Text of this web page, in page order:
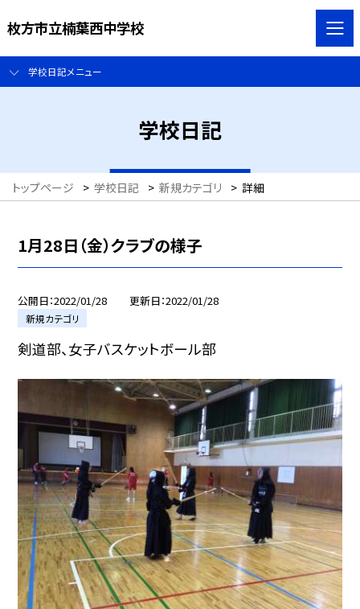
枚方市立楠葉西中学校
学校日記メニュー
学校日記
トップページ > 学校日記 > 新規カテゴリ > 詳細
1月28日（金）クラブの様子
公開日 2022/01/28 更新日 2022/01/28
新規カテゴリ
剣道部、女子バスケットボール部